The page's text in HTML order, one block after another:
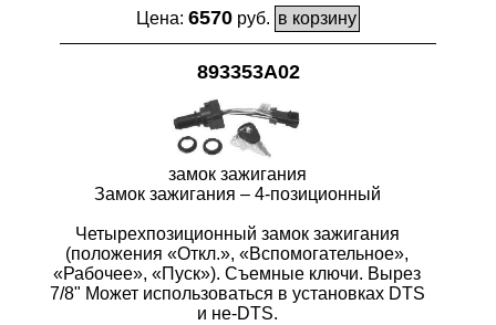
Цена: 6570 руб.
893353A02
замок зажигания
Замок зажигания – 4-позиционный
Четырехпозиционный замок зажигания
(положения «Откл.», «Вспомогательное»,
«Рабочее», «Пуск»). Съемные ключи. Вырез
7/8" Может использоваться в установках DTS
и не-DTS.